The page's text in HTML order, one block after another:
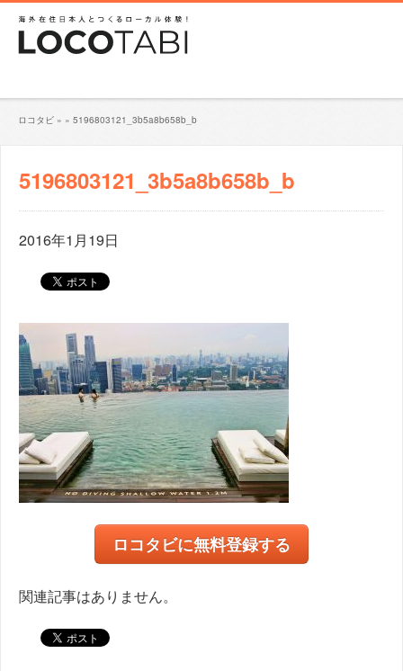
ロコタビ » » 5196803121_3b5a8b658b_b
5196803121_3b5a8b658b_b
2016年1月19日
ロコタビに無料登録する
関連記事はありません。